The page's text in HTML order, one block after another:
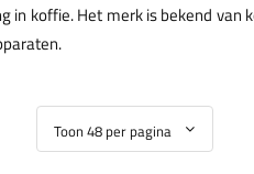
koffie. Het merk is bekend